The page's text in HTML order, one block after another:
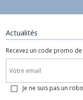
Actualités
Recevez un code promo
Je ne suis pas un